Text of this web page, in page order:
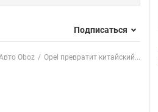
Подписаться
Oboz Opel превратит китайский...